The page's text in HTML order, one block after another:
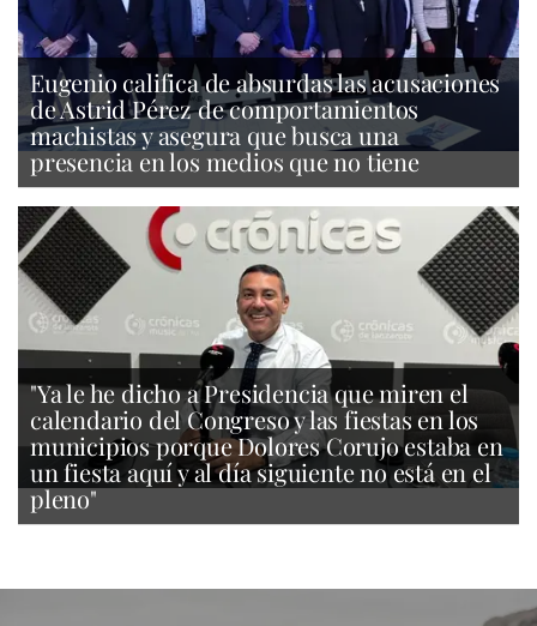
Eugenio califica de absurdas las acusaciones
de Astrid Pérez de comportamientos
machistas y asegura que busca una
presencia en los medios que no tiene
"Ya le he dicho a Presidencia que miren el
calendario del Congreso y las fiestas en los
municipios porque Dolores Corujo estaba en
un fiesta aquí y al día siguiente no está en el
pleno"